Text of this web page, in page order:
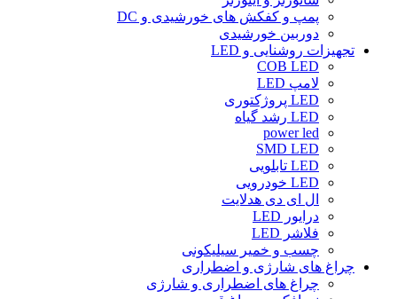
پمپ و کفکش های خورشیدی و DC
دوربین خورشیدی
تجهیزات روشنایی و LED
COB LED
لامپ LED
LED پروژکتوری
LED رشد گیاه
power led
SMD LED
LED تابلویی
LED خودرویی
ال ای دی هدلایت
درایور LED
فلاشر LED
چسب و خمیر سیلیکونی
چراغ های شارژی و اضطراری
چراغ های اضطراری و شارژی